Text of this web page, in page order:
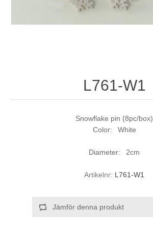
L761-W1
Snowflake pin (8pc/box)
Color: White
Diameter: 2cm
Artikelnr: L761-W1
Jämför denna produkt